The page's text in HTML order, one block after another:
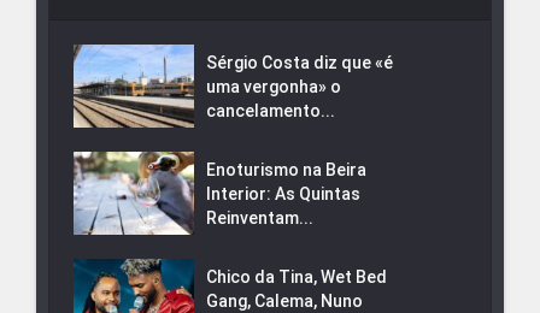
Sérgio Costa diz que «é
uma vergonha» o
cancelamento...
Enoturismo na Beira
Interior: As Quintas
Reinventam...
Chico da Tina, Wet Bed
Gang, Calema, Nuno